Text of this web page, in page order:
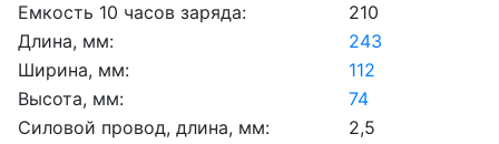
Емкость 10 часов заряда:
210
Длина, мм:
243
Ширина, мм:
112
Высота, мм:
74
Силовой провод, длина, мм:
2,5